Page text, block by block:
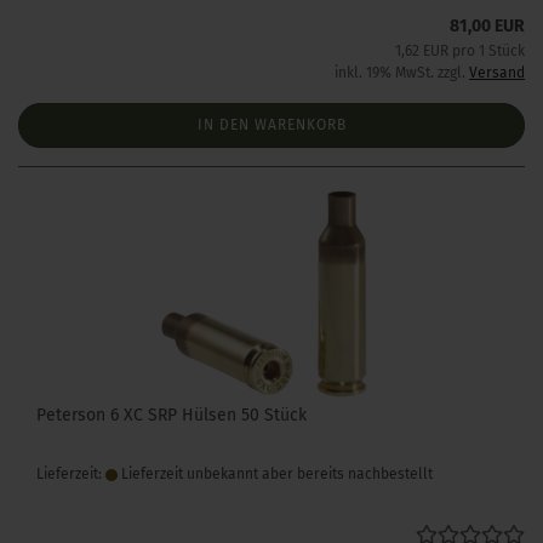
81,00 EUR
1,62 EUR pro 1 Stück
inkl. 19% MwSt. zzgl. Versand
IN DEN WARENKORB
Peterson 6 XC SRP Hülsen 50 Stück
Lieferzeit: Lieferzeit unbekannt aber bereits nachbestellt